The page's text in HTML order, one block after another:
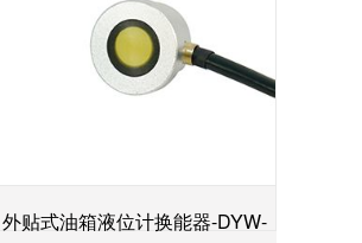
外贴式油箱液位计换能器-DYW-